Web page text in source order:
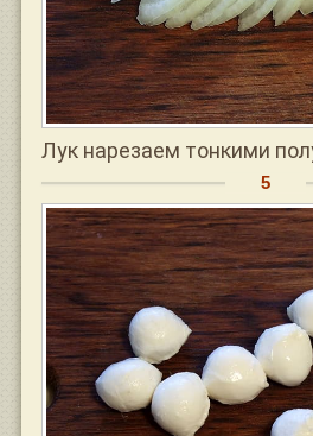
Лук нарезаем тонкими